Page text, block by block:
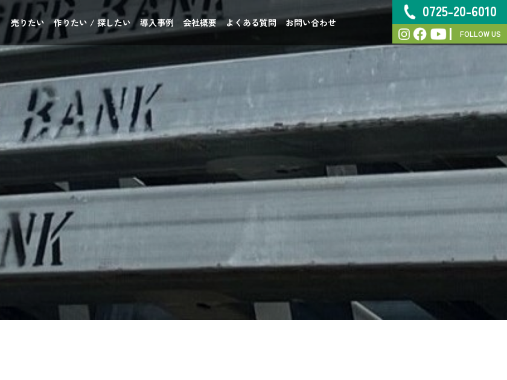
売りたい 作りたい / 探したい 導入事例 会社概要 よくある質問 お問い合わせ
0725-20-6010
FOLLOW US